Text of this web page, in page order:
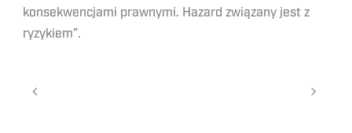
konsekwencjami prawnymi. Hazard związany jest z
ryzykiem”.